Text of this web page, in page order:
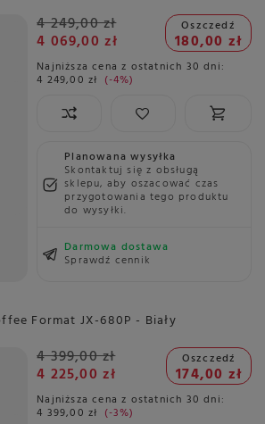
4 249,00 zł
4 069,00 zł
Oszczedź
180,00 zł
Najniższa cena z ostatnich 30 dni:
4 249,00 zł -4%
Planowana wysyłka
Skontaktuj się z obsługą
sklepu, aby oszacować czas
przygotowania tego produktu
do wysyłki.
Darmowa dostawa
Sprawdź cennik
Format JX-680P - Biały
4 399,00 zł
4 225,00 zł
Oszczedź
174,00 zł
Najniższa cena z ostatnich 30 dni:
4 399,00 zł -3%